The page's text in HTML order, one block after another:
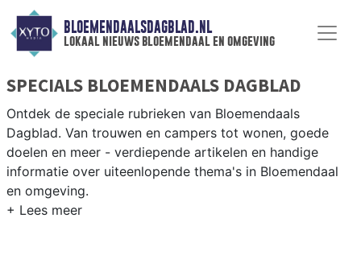
BLOEMENDAALSDAGBLAD.NL
lokaal nieuws bloemendaal en omgeving
SPECIALS BLOEMENDAALS DAGBLAD
Ontdek de speciale rubrieken van Bloemendaals
Dagblad. Van trouwen en campers tot wonen, goede
doelen en meer - verdiepende artikelen en handige
informatie over uiteenlopende thema's in Bloemendaal
en omgeving.